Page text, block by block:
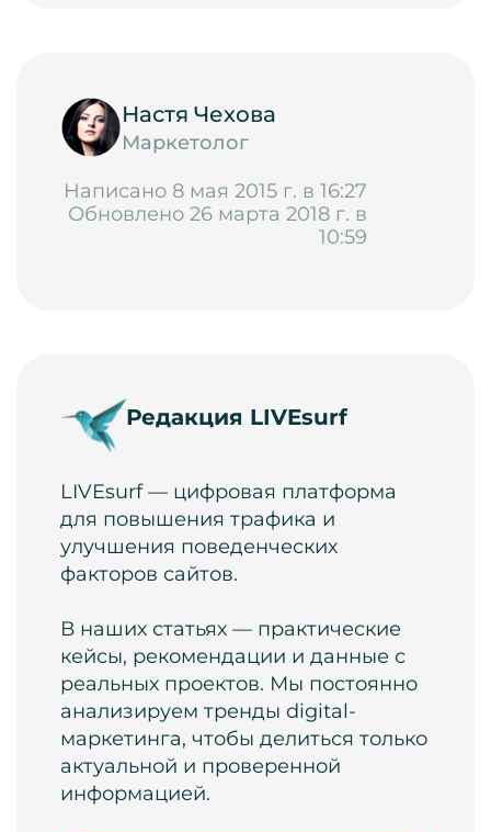
Настя Чехова
Маркетолог
Написано 8 мая 2015 г. в 16:27
Обновлено 26 марта 2018 г. в
10:59
Редакция LIVEsurf
LIVEsurf — цифровая платформа
для повышения трафика и
улучшения поведенческих
факторов сайтов.
В наших статьях — практические
кейсы, рекомендации и данные с
реальных проектов. Мы постоянно
анализируем тренды digital-
маркетинга, чтобы делиться только
актуальной и проверенной
информацией.